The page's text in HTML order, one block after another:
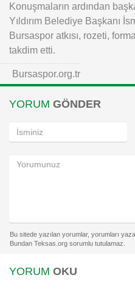
Konuşmaların ardından
Yıldırım Belediye Başkanı
Bursaspor atkısı, rozeti,
takdim etti.
Bursaspor.org.tr
YORUM GÖNDER
YORUM OKU